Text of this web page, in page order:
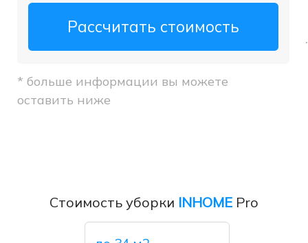
Стоимость уборки INHOME Pro